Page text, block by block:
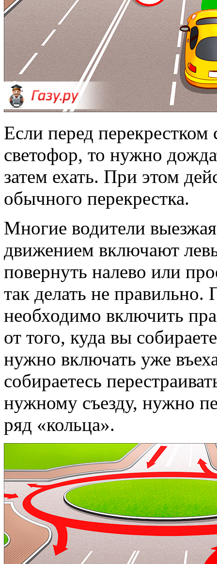
Если перед
светофор, то нужно
затем ехать. При этом
обычного перекрестка.
Многие водители
движением включают
повернуть налево или
так делать не правильно.
необходимо включить
от того, куда вы
нужно включать уже
собираетесь
нужному съезду, нужно
ряд «кольца».